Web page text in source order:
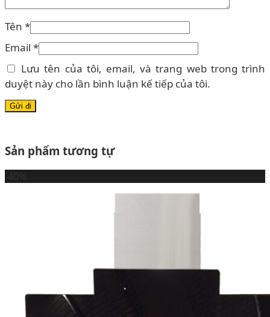
Tên *
Email *
Lưu tên của tôi, email, và trang web trong trình
duyệt này cho lần bình luận kế tiếp của tôi.
Sản phẩm tương tự